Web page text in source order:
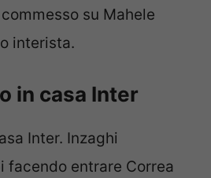
su Mahele
interista.
in casa Inter
Inter. Inzaghi
facendo entrare Correa